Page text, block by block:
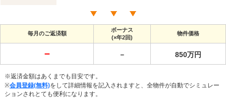
毎月のご返済額
ボーナス
(×年2回)
物件価格
－ － 850万円
※返済金額はあくまでも目安です。
※会員登録(無料)をして詳細情報を記入されますと、全物件が自動でシミュレー
ションされとても便利になります。